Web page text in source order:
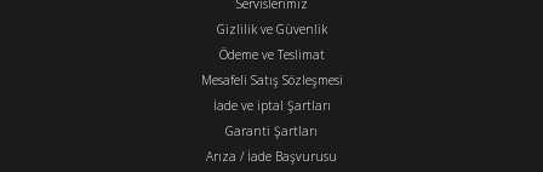
Ürün bilgilerinde hatalar bulunuyor.
Ürün fiyatı diğer sitelerden daha pahalı.
Bu ürüne benzer farklı alternatifler olmalı.
Servislerimiz
Gizlilik ve Güvenlik
Ödeme ve Teslimat
Mesafeli Satış Sözleşmesi
İade ve iptal Şartları
Garanti Şartları
Arıza / İade Başvurusu